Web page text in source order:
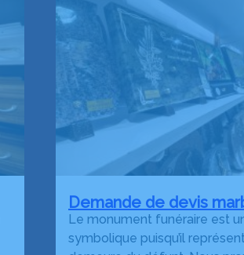
Demande de devis
Le monument funéraire est
symbolique puisqu’il